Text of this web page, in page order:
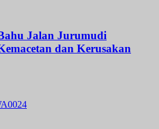
Jalan Jurumudi
dan Kerusakan